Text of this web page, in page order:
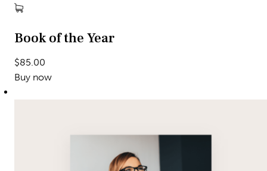
Book of the Year
$85.00
Buy now